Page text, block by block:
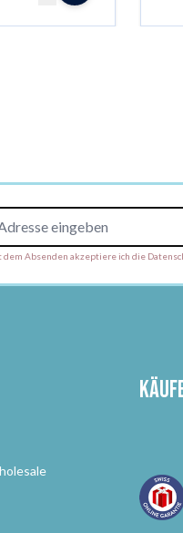
dem Absenden akzeptiere ich die